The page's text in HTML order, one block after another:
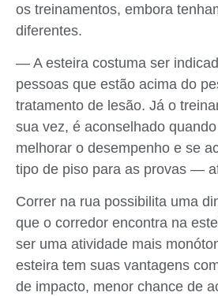
os treinamentos, embora
diferentes.
— A esteira costuma ser
pessoas que estão acima do
tratamento de lesão. Já o
sua vez, é aconselhado
melhorar o desempenho e se
tipo de piso para as provas —
Correr na rua possibilita uma
que o corredor encontra na
ser uma atividade mais
esteira tem suas vantagens
de impacto, menor chance de